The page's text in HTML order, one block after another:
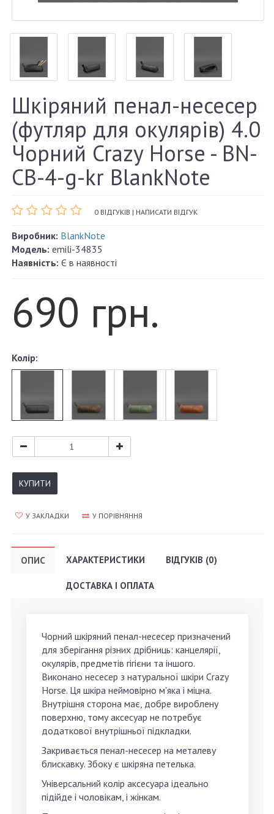
Шкіряний пенал-несесер
(футляр для окулярів) 4.0
Чорний Crazy Horse - BN-
CB-4-g-kr BlankNote
0 ВІДГУКІВ | НАПИСАТИ ВІДГУК
Виробник: BlankNote
Модель: emili-34835
Наявність: Є в наявності
690 грн.
Колір:
КУПИТИ
У ЗАКЛАДКИ У ПОРІВНЯННЯ
ОПИС ХАРАКТЕРИСТИКИ ВІДГУКІВ (0)
ДОСТАВКА І ОПЛАТА
Чорний шкіряний пенал-несесер призначений
для зберігання різних дрібниць: канцелярії,
окулярів, предметів гігієни та іншого.
Виконано несесер з натуральної шкіри Crazy
Horse. Ця шкіра неймовірно м'яка і міцна.
Внутрішня сторона має, добре вироблену
поверхню, тому аксесуар не потребує
додаткової внутрішньої підкладки.
Закривається пенал-несесер на металеву
блискавку. Збоку є шкіряна петелька.
Універсальний колір аксесуара ідеально
підійде і чоловікам, і жінкам.